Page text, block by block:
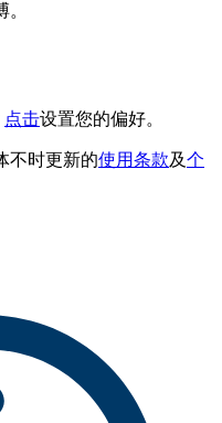
点击设置您的偏好。
不时更新的使用条款及个